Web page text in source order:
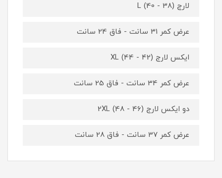
لارج L (40 - 38)
عرض کمر 31 سانت - فاق 24 سانت
ایکس لارج XL (44 - 42)
عرض کمر 34 سانت - فاق 25 سانت
دو ایکس لارج 2XL (48 - 46)
عرض کمر 37 سانت - فاق 28 سانت